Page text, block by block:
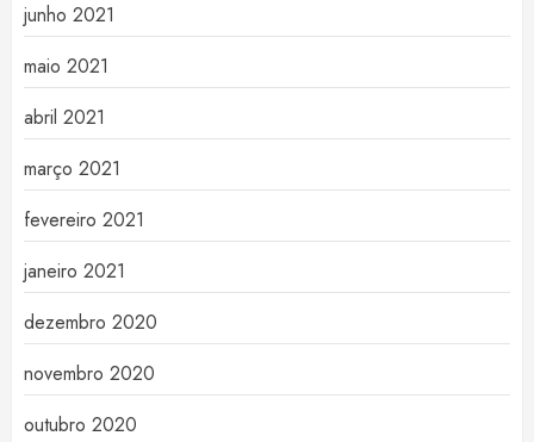
junho 2021
maio 2021
abril 2021
março 2021
fevereiro 2021
janeiro 2021
dezembro 2020
novembro 2020
outubro 2020